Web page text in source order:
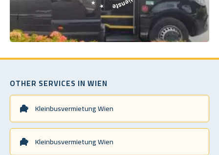
OTHER SERVICES IN WIEN
Kleinbusvermietung Wien
Kleinbusvermietung Wien